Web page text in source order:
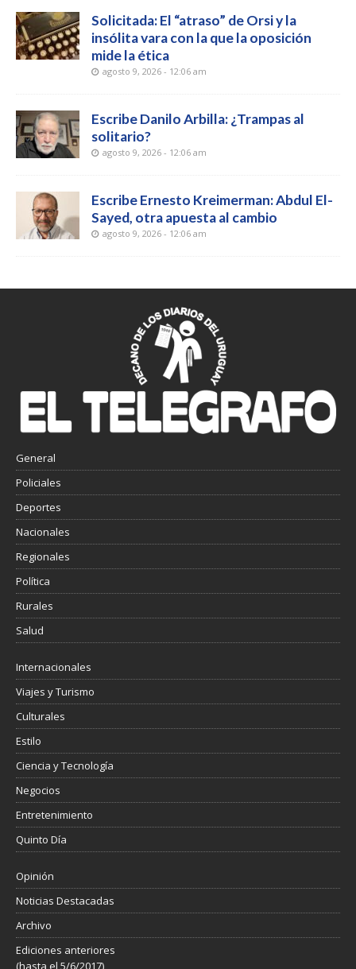
Solicitada: El “atraso” de Orsi y la
insólita vara con la que la oposición
mide la ética
agosto 9, 2026 - 12:06 am
Escribe Danilo Arbilla: ¿Trampas al
solitario?
agosto 9, 2026 - 12:06 am
Escribe Ernesto Kreimerman: Abdul El-
Sayed, otra apuesta al cambio
agosto 9, 2026 - 12:06 am
General
Policiales
Deportes
Nacionales
Regionales
Política
Rurales
Salud
Internacionales
Viajes y Turismo
Culturales
Estilo
Ciencia y Tecnología
Negocios
Entretenimiento
Quinto Día
Opinión
Noticias Destacadas
Archivo
Ediciones anteriores